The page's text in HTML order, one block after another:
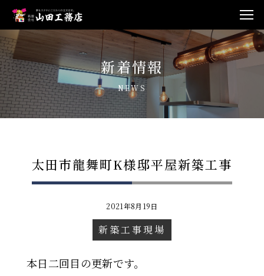
新着情報
NEWS
太田市龍舞町K様邸平屋新築工事
2021年8月19日
新築工事現場
本日二回目の更新です。